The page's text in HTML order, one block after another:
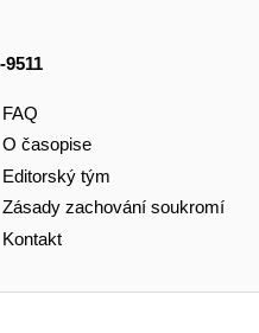
9511
FAQ
O časopise
Editorský tým
Zásady zachování soukromí
Kontakt